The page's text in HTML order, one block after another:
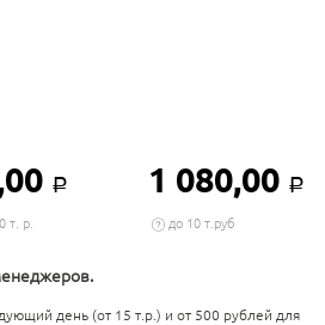
Р 1 080,00 Р
т. р. до 10 т.руб
день (от 15 т.р.) и от 500 рублей для